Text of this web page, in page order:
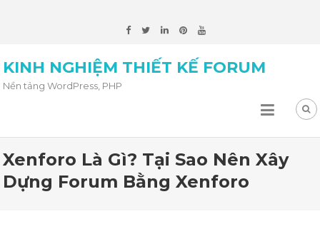
KINH NGHIỆM THIẾT KẾ FORUM
Nền tảng WordPress, PHP
Xenforo Là Gì? Tại Sao Nên Xây
Dựng Forum Bằng Xenforo